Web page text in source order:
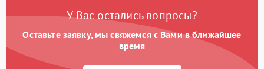
Неисправность системы
защиты от короткого
замыкания
1000 ₽ Подробнее →
Повреждение системы
1000 ₽
У Вас остались вопросы?
Оставьте заявку, мы свяжемся с Вами в ближайшее
время